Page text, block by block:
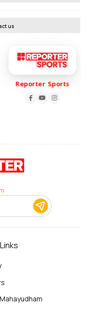
us
Reporter Sports